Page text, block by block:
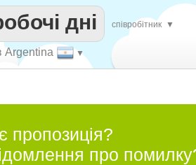
кожен
Argentina ▼
дні співробітник ▼
пропозиція?
про